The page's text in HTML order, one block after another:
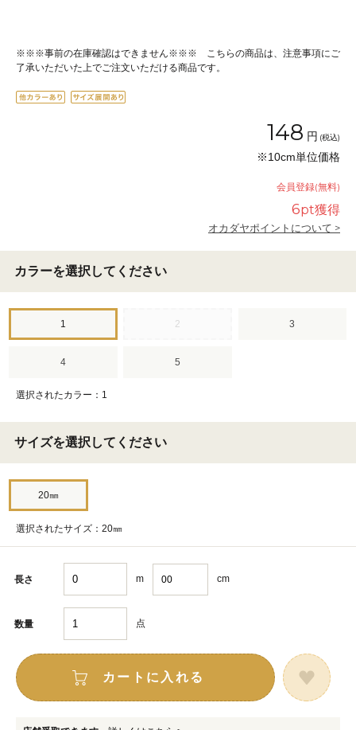
※※※事前の在庫確認はできません※※※ こちらの商品は、注意事項にご
了承いただいた上でご注文いただける商品です。
148 円 (税込)
※10cm単位価格
会員登録(無料)
6pt獲得
オカダヤポイントについて >
カラーを選択してください
1 2 3
4 5
選択されたカラー：1
サイズを選択してください
20㎜
選択されたサイズ：20㎜
長さ m cm
数量 点
カートに入れる